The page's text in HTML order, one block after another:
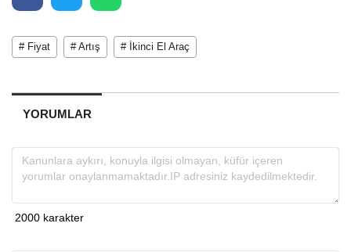
# Fiyat # Artış # İkinci El Araç
YORUMLAR